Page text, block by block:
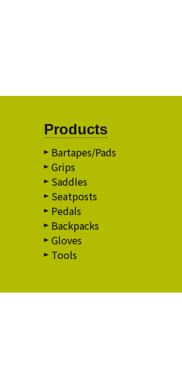
Products
Bartapes/Pads
Grips
Saddles
Seatposts
Pedals
Backpacks
Gloves
Tools